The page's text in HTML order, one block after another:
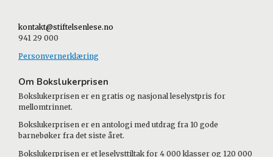
kontakt@stiftelsenlese.no
941 29 000
Personvernerklæring
Om Bokslukerprisen
Bokslukerprisen er en gratis og nasjonal leselystpris for
mellomtrinnet.
Bokslukerprisen er en antologi med utdrag fra 10 gode
barnebøker fra det siste året.
Bokslukerprisen er et leselysttiltak for 4 000 klasser og 120 000